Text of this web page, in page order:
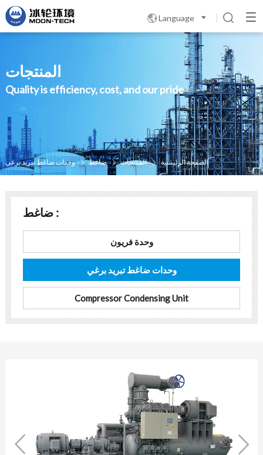
Language 
المنتجات
Quality is efficiency, cost, and our pride
الصفحة الرئيسية  المنتجات  ضاغط  وحدات ضاغط تبريد برغي
ضاغط :
وحدة فريون
وحدات ضاغط تبريد برغي
Compressor Condensing Unit
 